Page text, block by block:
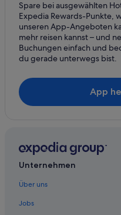
Pensionen in St.
Romantik Hotel in Tadten
Weiden am See Hotels
Spare bei ausgewählten
Expedia Rewards-Punkte,
unseren App-Angeboten
mehr reisen kannst – und
Buchungen einfach und
du gerade unterwegs bist.
App
Unternehmen
Über uns
Jobs